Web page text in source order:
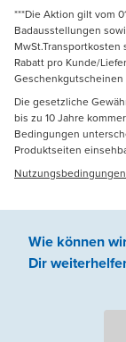
***Die Aktion gilt vom
Badausstellungen
Rabatt pro Kunde/
Geschenkgutscheinen
Die gesetzliche
bis zu 10 Jahre
Bedingungen
Produktseiten
Nutzungsbedingungen
Wie können
Dir